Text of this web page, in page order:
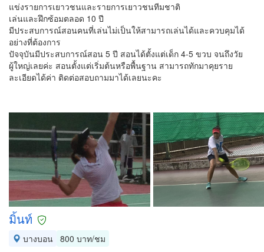
แข่งรายการเยาวชนและรายการเยาวชนทีมชาติ
เล่นและฝึกซ้อมตลอด 10 ปี
มีประสบการณ์สอนคนที่เล่นไม่เป็นให้สามารถเล่นได้และควบคุมได้
อย่างที่ต้องการ
ปัจจุบันมีประสบการณ์สอน 5 ปี สอนได้ตั้งแต่เด็ก 4-5 ขวบ จนถึงวัย
ผู้ใหญ่เลยค่ะ สอนตั้งแต่เริ่มต้นหรือพื้นฐาน สามารถทักมาคุยราย
ละเอียดได้ค่า ติดต่อสอบถามมาได้เลยนะคะ
มิ้นท์
บางบอน 800 บาท/ชม